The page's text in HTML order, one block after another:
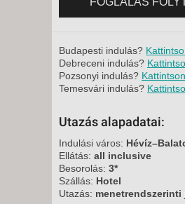
2026. SZEPTEMBER
SZOMBAT -
15 NAP / 14 ÉJSZAKA
Budapesti indulás?
Debreceni indulás?
Pozsonyi indulás?
Temesvári indulás?
Utazás alapadatai:
Indulási város:
Ellátás: all inclusive
Besorolás: 3*
Szállás: Hotel
Utazás: menetrendszerinti